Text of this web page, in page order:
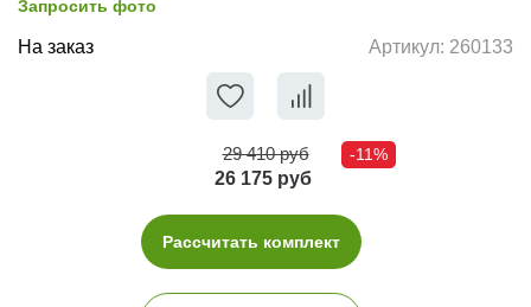
Запросить фото
На заказ Артикул: 260133
29 410 руб -11%
26 175 руб
Рассчитать комплект